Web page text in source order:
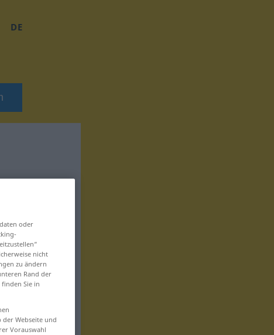
DE
oder
nicht
zu ändern
Rand der
Sie in
Webseite und
Vorauswahl